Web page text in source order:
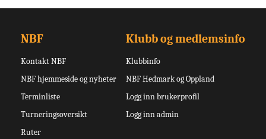
NBF
Kontakt NBF
NBF hjemmeside og nyheter
Terminliste
Turneringsoversikt
Ruter
Klubb og medlemsinfo
Klubbinfo
NBF Hedmark og Oppland
Logg inn brukerprofil
Logg inn admin